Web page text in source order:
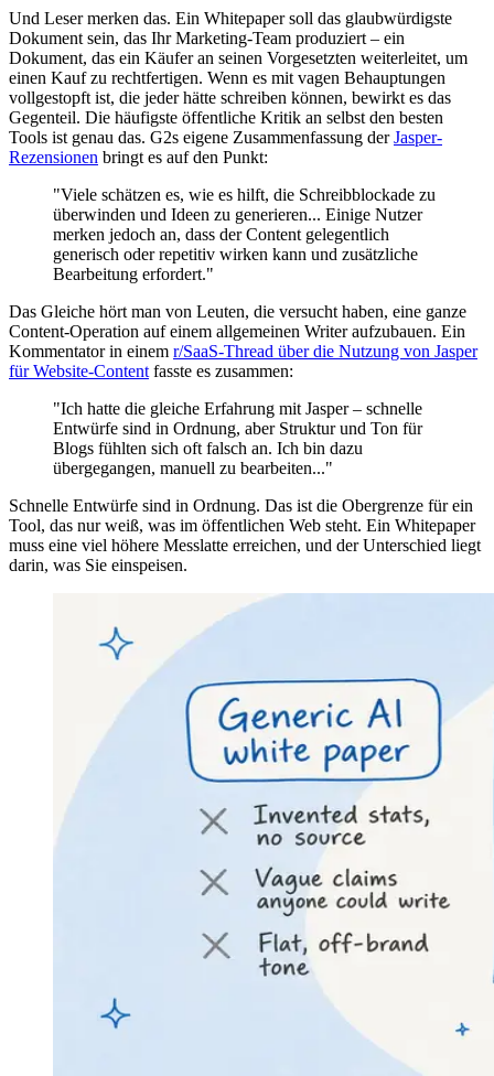
Und Leser merken das. Ein Whitepaper soll das glaubwürdigste
Dokument sein, das Ihr Marketing-Team produziert – ein
Dokument, das ein Käufer an seinen Vorgesetzten weiterleitet, um
einen Kauf zu rechtfertigen. Wenn es mit vagen Behauptungen
vollgestopft ist, die jeder hätte schreiben können, bewirkt es das
Gegenteil. Die häufigste öffentliche Kritik an selbst den besten
Tools ist genau das. G2s eigene Zusammenfassung derJasper-
Rezensionen bringt es auf den Punkt:
"Viele schätzen es, wie es hilft, die Schreibblockade zu
überwinden und Ideen zu generieren... Einige Nutzer
merken jedoch an, dass der Content gelegentlich
generisch oder repetitiv wirken kann und zusätzliche
Bearbeitung erfordert."
Das Gleiche hört man von Leuten, die versucht haben, eine ganze
Content-Operation auf einem allgemeinen Writer aufzubauen. Ein
Kommentator in einem r/SaaS-Thread über die Nutzung von Jasper
für Website-Content fasste es zusammen:
"Ich hatte die gleiche Erfahrung mit Jasper – schnelle
Entwürfe sind in Ordnung, aber Struktur und Ton für
Blogs fühlten sich oft falsch an. Ich bin dazu
übergegangen, manuell zu bearbeiten..."
Schnelle Entwürfe sind in Ordnung. Das ist die Obergrenze für ein
Tool, das nur weiß, was im öffentlichen Web steht. Ein Whitepaper
muss eine viel höhere Messlatte erreichen, und der Unterschied liegt
darin, was Sie einspeisen.